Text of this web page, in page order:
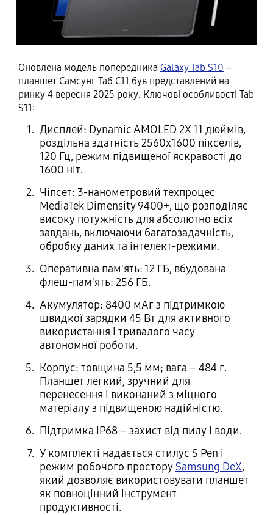
Оновлена модель попередника Galaxy Tab S10 –
планшет Самсунг Таб С11 був представлений на
ринку 4 вересня 2025 року. Ключові особливості Tab
S11:
Дисплей: Dynamic AMOLED 2X 11 дюймів,
роздільна здатність 2560х1600 пікселів,
120 Гц, режим підвищеної яскравості до
1600 ніт.
Чіпсет: 3-нанометровий техпроцес
MediaTek Dimensity 9400+, що розподіляє
високу потужність для абсолютно всіх
завдань, включаючи багатозадачність,
обробку даних та інтелект-режими.
Оперативна пам'ять: 12 ГБ, вбудована
флеш-пам'ять: 256 ГБ.
Акумулятор: 8400 мАг з підтримкою
швидкої зарядки 45 Вт для активного
використання і тривалого часу
автономної роботи.
Корпус: товщина 5,5 мм; вага – 484 г.
Планшет легкий, зручний для
перенесення і виконаний з міцного
матеріалу з підвищеною надійністю.
Підтримка IP68 – захист від пилу і води.
У комплекті надається стилус S Pen і
режим робочого простору Samsung DeX,
який дозволяє використовувати планшет
як повноцінний інструмент
продуктивності.